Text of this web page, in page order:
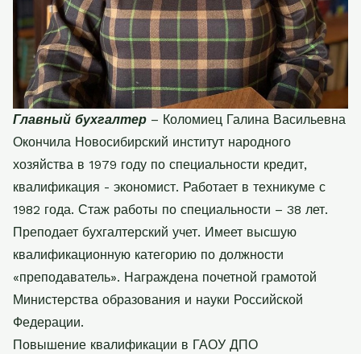
Главный бухгалтер – Коломиец Галина Васильевна
Окончила Новосибирский институт народного
хозяйства в 1979 году по специальности кредит,
квалификация - экономист. Работает в техникуме с
1982 года. Стаж работы по специальности – 38 лет.
Преподает бухгалтерский учет. Имеет высшую
квалификационную категорию по должности
«преподаватель». Награждена почетной грамотой
Министерства образования и науки Российской
Федерации.
Повышение квалификации в ГАОУ ДПО